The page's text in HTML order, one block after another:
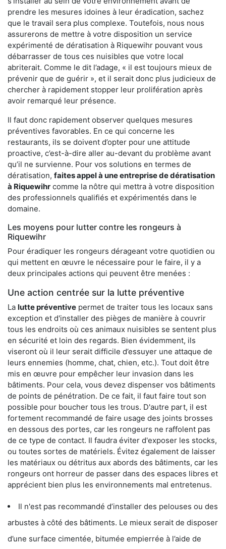
prendre les mesures idoines à leur éradication, sachez
que le travail sera plus complexe. Toutefois, nous nous
assurerons de mettre à votre disposition un service
expérimenté de dératisation à Riquewihr pouvant vous
débarrasser de tous ces nuisibles que votre local
abriterait. Comme le dit l’adage, « il est toujours mieux de
prévenir que de guérir », et il serait donc plus judicieux de
chercher à rapidement stopper leur prolifération après
avoir remarqué leur présence.
Il faut donc rapidement observer quelques mesures
préventives favorables. En ce qui concerne les
restaurants, ils se doivent d’opter pour une attitude
proactive, c’est-à-dire aller au-devant du problème avant
qu’il ne survienne. Pour vos solutions en termes de
dératisation, faites appel à une entreprise de dératisation
à Riquewihr comme la nôtre qui mettra à votre disposition
des professionnels qualifiés et expérimentés dans le
domaine.
Les moyens pour lutter contre les rongeurs à
Riquewihr
Pour éradiquer les rongeurs dérageant votre quotidien ou
qui mettent en œuvre le nécessaire pour le faire, il y a
deux principales actions qui peuvent être menées :
Une action centrée sur la lutte préventive
La lutte préventive permet de traiter tous les locaux sans
exception et d'installer des pièges de manière à couvrir
tous les endroits où ces animaux nuisibles se sentent plus
en sécurité et loin des regards. Bien évidemment, ils
viseront où il leur serait difficile d’essuyer une attaque de
leurs ennemies (homme, chat, chien, etc.). Tout doit être
mis en œuvre pour empêcher leur invasion dans les
bâtiments. Pour cela, vous devez dispenser vos bâtiments
de points de pénétration. De ce fait, il faut faire tout son
possible pour boucher tous les trous. D'autre part, il est
fortement recommandé de faire usage des joints brosses
en dessous des portes, car les rongeurs ne raffolent pas
de ce type de contact. Il faudra éviter d'exposer les stocks,
ou toutes sortes de matériels. Évitez également de laisser
les matériaux ou détritus aux abords des bâtiments, car les
rongeurs ont horreur de passer dans des espaces libres et
apprécient bien plus les environnements mal entretenus.
Il n'est pas recommandé d’installer des pelouses ou des
arbustes à côté des bâtiments. Le mieux serait de disposer
d’une surface cimentée, bitumée empierrée à l’aide de